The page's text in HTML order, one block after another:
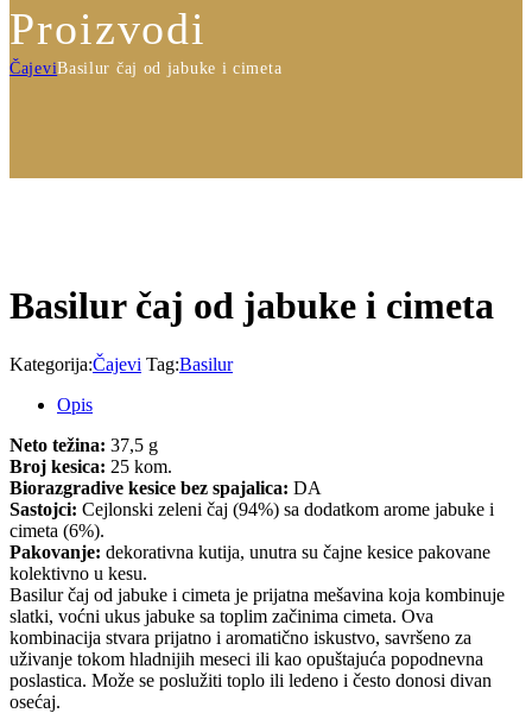
Proizvodi
ČajeviBasilur čaj od jabuke i cimeta
Basilur čaj od jabuke i cimeta
Kategorija:Čajevi Tag:Basilur
Opis
Neto težina: 37,5 g
Broj kesica: 25 kom.
Biorazgradive kesice bez spajalica: DA
Sastojci: Cejlonski zeleni čaj (94%) sa dodatkom arome jabuke i
cimeta (6%).
Pakovanje: dekorativna kutija, unutra su čajne kesice pakovane
kolektivno u kesu.
Basilur čaj od jabuke i cimeta je prijatna mešavina koja kombinuje
slatki, voćni ukus jabuke sa toplim začinima cimeta. Ova
kombinacija stvara prijatno i aromatično iskustvo, savršeno za
uživanje tokom hladnijih meseci ili kao opuštajuća popodnevna
poslastica. Može se poslužiti toplo ili ledeno i često donosi divan
osećaj.